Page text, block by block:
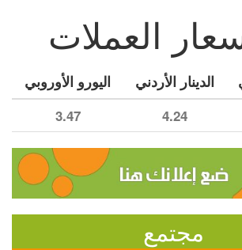
العملات
الدينار الأردني اليورو الأوروبي
4.24
3.47
مجتمع